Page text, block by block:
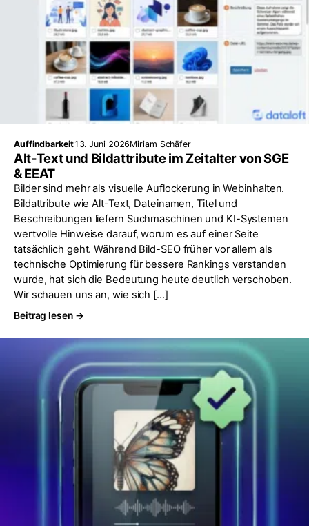
Auffindbarkeit13. Juni 2026Miriam Schäfer
Alt-Text und Bildattribute im Zeitalter von SGE
& EEAT
Bilder sind mehr als visuelle Auflockerung in Webinhalten.
Bildattribute wie Alt-Text, Dateinamen, Titel und
Beschreibungen liefern Suchmaschinen und KI-Systemen
wertvolle Hinweise darauf, worum es auf einer Seite
tatsächlich geht. Während Bild-SEO früher vor allem als
technische Optimierung für bessere Rankings verstanden
wurde, hat sich die Bedeutung heute deutlich verschoben.
Wir schauen uns an, wie sich […]
Beitrag lesen →